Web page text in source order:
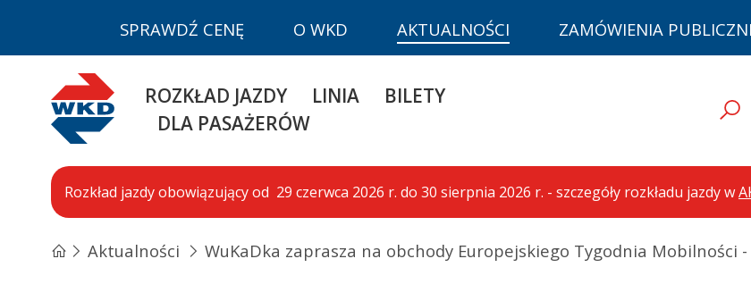
SPRAWDŹ CENĘ O WKD AKTUALNOŚCI ZAMÓWIENIA
WKDROZKŁAD JAZDY LINIA
BILETY
DLA PASAŻERÓW
Szukaj
Rozkład jazdy obowiązujący od 29 czerwca 2026 r. do 30 sierpnia 2026 r. - szczegóły rozkładu jazdy w
Aktualności WuKaDka zaprasza na obchody Europejskiego Tygodnia Mobilności -